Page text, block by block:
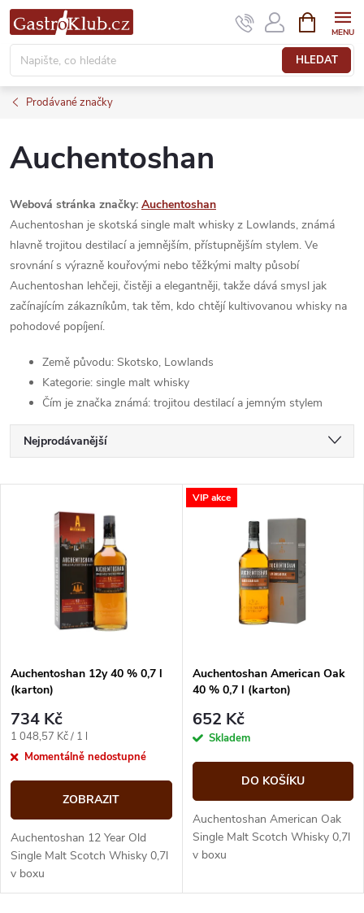
Přejít
na
obsah
HLEDAT
NÁKUPNÍ
KOŠÍK
Prodávané značky
Auchentoshan
Webová stránka značky: Auchentoshan
Auchentoshan je skotská single malt whisky z Lowlands, známá
hlavně trojitou destilací a jemnějším, přístupnějším stylem. Ve
srovnání s výrazně kouřovými nebo těžkými malty působí
Auchentoshan lehčeji, čistěji a elegantněji, takže dává smysl jak
začínajícím zákazníkům, tak těm, kdo chtějí kultivovanou whisky na
pohodové popíjení.
Země původu: Skotsko, Lowlands
Kategorie: single malt whisky
Čím je značka známá: trojitou destilací a jemným stylem
Ř
a
p
r
o
d
u
k
Nejprodávanější
Abecedně
s
p
r
o
d
u
Auchentoshan 12y 40 % 0,7 l
(karton)
734 Kč
Měrná
cena:
1 048,57 Kč / 1 l
Momentálně nedostupné
ZOBRAZIT
Auchentoshan 12 Year Old
Single Malt Scotch Whisky 0,7l
v boxu
VIP akce
Auchentoshan American Oak
40 % 0,7 l (karton)
652 Kč
Skladem
DO KOŠÍKU
Auchentoshan American Oak
Single Malt Scotch Whisky 0,7l
v boxu